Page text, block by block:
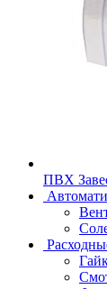
ПВХ